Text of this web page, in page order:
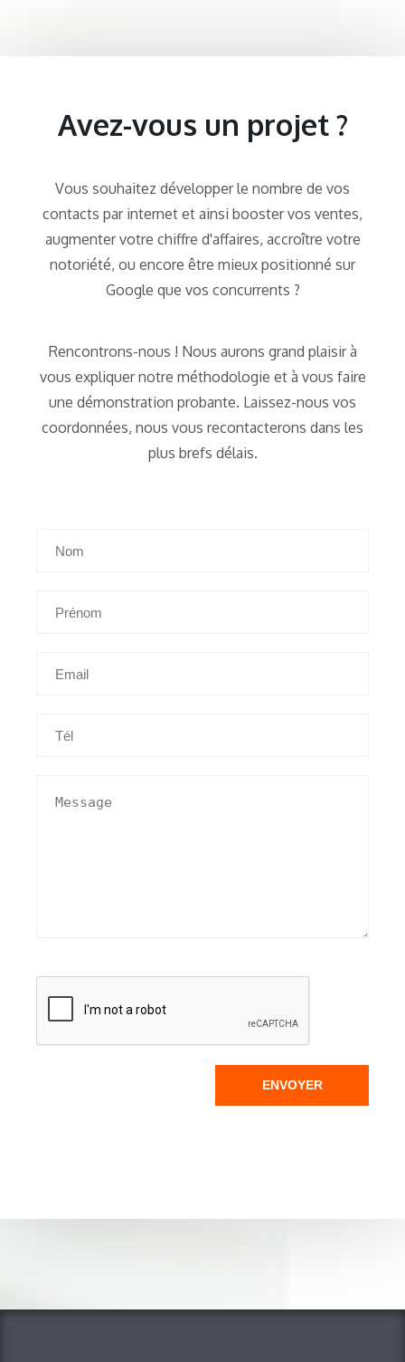
Avez-vous un projet ?
Vous souhaitez développer le nombre de vos
contacts par internet et ainsi booster vos ventes,
augmenter votre chiffre d'affaires, accroître votre
notoriété, ou encore être mieux positionné sur
Google que vos concurrents ?
Rencontrons-nous ! Nous aurons grand plaisir à
vous expliquer notre méthodologie et à vous faire
une démonstration probante. Laissez-nous vos
coordonnées, nous vous recontacterons dans les
plus brefs délais.
ENVOYER